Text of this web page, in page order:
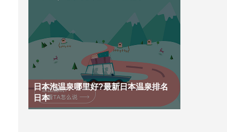
日本泡温泉哪里好?最新日本温泉排名
日本